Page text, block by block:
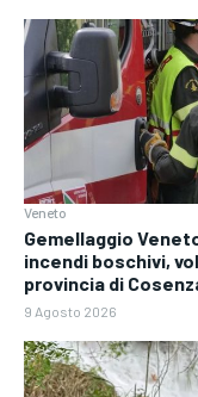
Veneto
Gemellaggio
incendi boschivi,
provincia di
9 Agosto 2026